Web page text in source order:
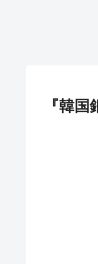
『韓